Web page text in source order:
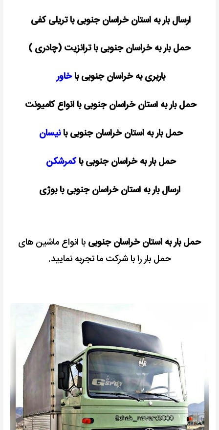
ارسال بار به استان خراسان جنوبی با تریلی کفی
حمل بار به خراسان جنوبی با ترانزیت (چادری )
باربری به خراسان جنوبی باخاور
حمل بار به استان خراسان جنوبی با انواع کامیونت
حمل بار به استان خراسان جنوبی بانیسان
حمل بار به خراسان جنوبی باکمرشکن
ارسال بار به استان خراسان جنوبی با بوژی
حمل بار به استان خراسان جنوبی با انواع ماشین های
حمل بار را با شرکت ما تجربه نمایید.